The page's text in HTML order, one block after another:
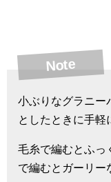
Note
小ぶりなグラニー
としたときに手軽
毛糸で編むとふっ
で編むとガーリー